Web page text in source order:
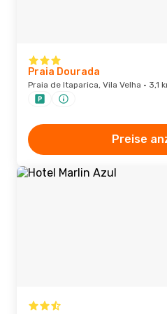
Praia Dourada
Praia de Itaparica, Vila Velha · 3,1
Preise